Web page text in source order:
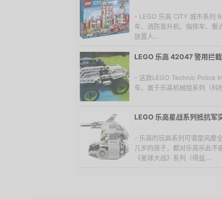
- LEGO 乐高 CITY 城市系列
车、消防直升机、指挥车、餐
放置人...
LEGO 乐高 42047 警用拦
- 这款LEGO Technic Police
车，属于乐高机械组系列（科
LEGO 乐高星战系列抵抗军
- 乐高的玩具系列可谓是风靡
几岁的孩子，都对乐高乐此不
《星球大战》系列（得益...